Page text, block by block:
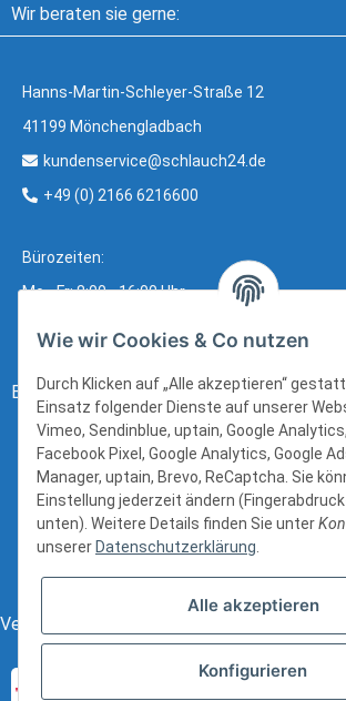
Wir beraten sie gerne:
Hanns-Martin-Schleyer-Straße 12
41199 Mönchengladbach
kundenservice@schlauch24.de
+49 (0) 2166 6216600
Bürozeiten:
Mo - Fr: 8:00 - 16:00 Uhr
Bezahlung:
Versand:
Wie wir Cookies & Co nutzen
Durch Klicken auf „Alle akzeptieren“
Einsatz folgender Dienste auf unserer
Vimeo, Sendinblue, uptain, Google
Facebook Pixel, Google Analytics, Google
Manager, uptain, Brevo, ReCaptcha. Sie
Einstellung jederzeit ändern
unten). Weitere Details finden Sie unter
unserer Datenschutzerklärung.
Alle akzeptieren
Konfigurieren